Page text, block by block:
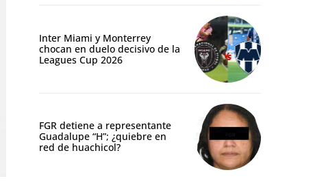
Inter Miami y Monterrey
chocan en duelo decisivo de la
Leagues Cup 2026
FGR detiene a representante
Guadalupe “H”; ¿quiebre en
red de huachicol?